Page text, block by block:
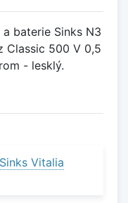
baterie Sinks N3
Classic 500 V 0,5
- lesklý.
Vitalia